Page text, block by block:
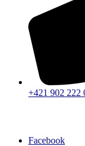
+421 902 222
Facebook